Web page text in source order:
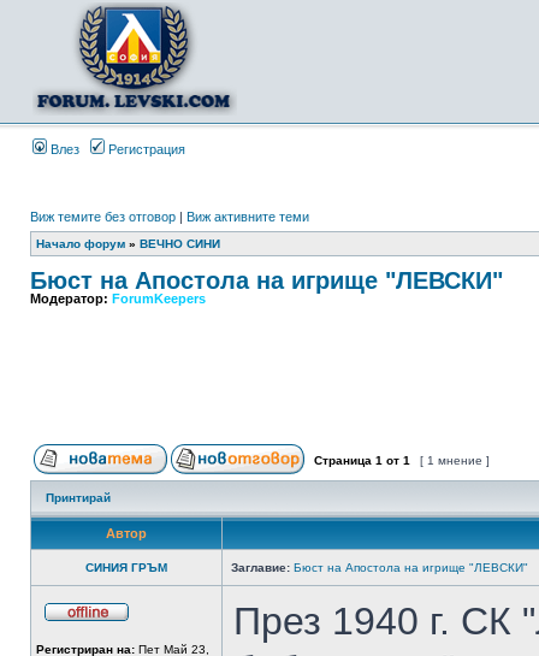
Влез Регистрация
Виж темите без отговор | Виж активните теми
Начало форум » ВЕЧНО СИНИ
Бюст на Апостола на игрище "ЛЕВСКИ"
Модератор: ForumKeepers
Страница 1 от 1 [ 1 мнение ]
Принтирай
Автор
СИНИЯ ГРЪМ Заглавие: Бюст на Апостола на игрище "ЛЕВСКИ"
Регистриран на: Пет Май 23,
През 1940 г. СК